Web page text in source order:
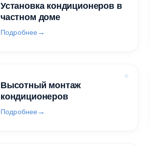
Установка кондиционеров в
частном доме
Подробнее
Высотный монтаж
кондиционеров
Подробнее